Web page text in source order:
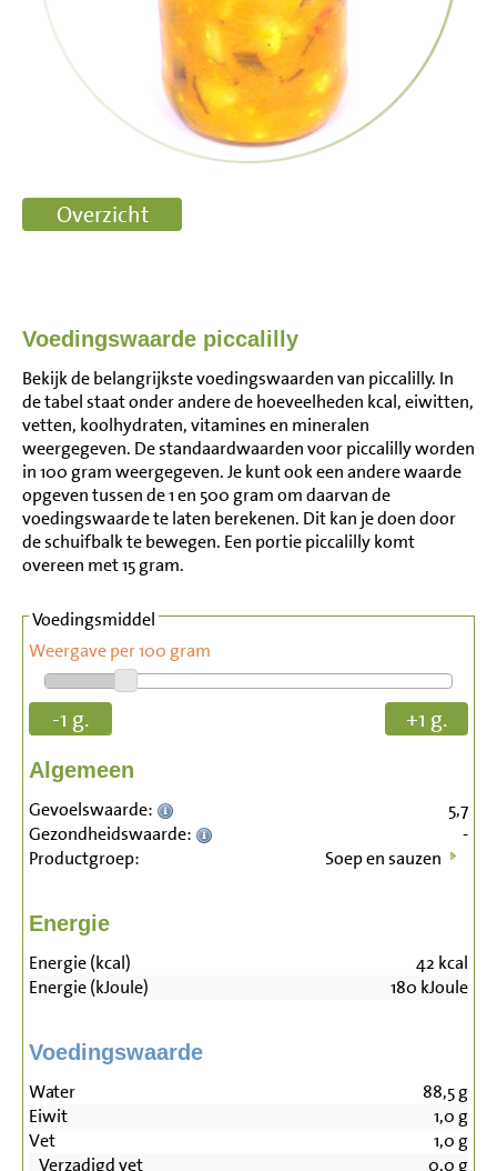
Voedingswaarde piccalilly
Bekijk de belangrijkste voedingswaarden van piccalilly. In
de tabel staat onder andere de hoeveelheden kcal, eiwitten,
vetten, koolhydraten, vitamines en mineralen
weergegeven. De standaardwaarden voor piccalilly worden
in 100 gram weergegeven. Je kunt ook een andere waarde
opgeven tussen de 1 en 500 gram om daarvan de
voedingswaarde te laten berekenen. Dit kan je doen door
de schuifbalk te bewegen. Een portie piccalilly komt
overeen met 15 gram.
Voedingsmiddel
Weergave per 100 gram
-1 g. +1 g.
Algemeen
Gevoelswaarde:
5,7
Gezondheidswaarde:
-
Productgroep:
Soep en sauzen
Energie
Energie (kcal) 42 kcal
Energie (kJoule)
180 kJoule
Voedingswaarde
Water 88,5g
Eiwit
1,0 g
Vet
1,0 g
Verzadigd vet
0,0 g